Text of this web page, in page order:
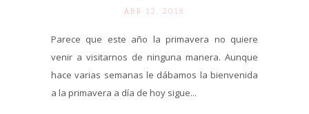
ABR 12. 2018
Parece que este año la primavera no quiere
venir a visitarnos de ninguna manera. Aunque
hace varias semanas le dábamos la bienvenida
a la primavera a día de hoy sigue...